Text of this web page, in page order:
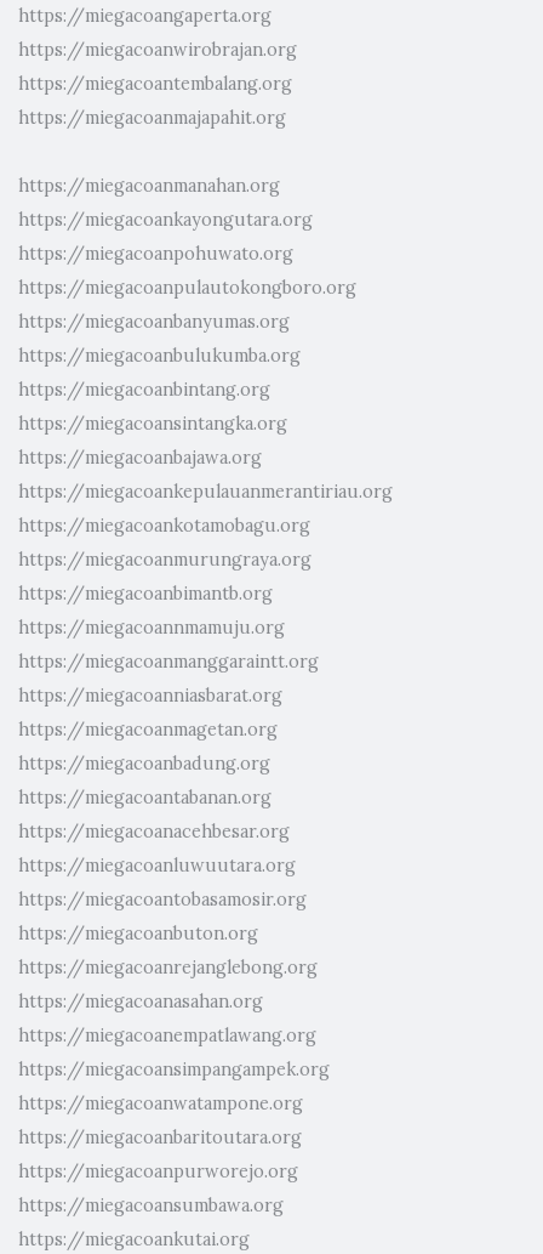
https://miegacoangaperta.org
https://miegacoanwirobrajan.org
https://miegacoantembalang.org
https://miegacoanmajapahit.org
https://miegacoanmanahan.org
https://miegacoankayongutara.org
https://miegacoanpohuwato.org
https://miegacoanpulautokongboro.org
https://miegacoanbanyumas.org
https://miegacoanbulukumba.org
https://miegacoanbintang.org
https://miegacoansintangka.org
https://miegacoanbajawa.org
https://miegacoankepulauanmerantiriau.org
https://miegacoankotamobagu.org
https://miegacoanmurungraya.org
https://miegacoanbimantb.org
https://miegacoannmamuju.org
https://miegacoanmanggaraintt.org
https://miegacoanniasbarat.org
https://miegacoanmagetan.org
https://miegacoanbadung.org
https://miegacoantabanan.org
https://miegacoanacehbesar.org
https://miegacoanluwuutara.org
https://miegacoantobasamosir.org
https://miegacoanbuton.org
https://miegacoanrejanglebong.org
https://miegacoanasahan.org
https://miegacoanempatlawang.org
https://miegacoansimpangampek.org
https://miegacoanwatampone.org
https://miegacoanbaritoutara.org
https://miegacoanpurworejo.org
https://miegacoansumbawa.org
https://miegacoankutai.org